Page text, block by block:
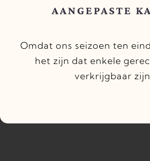
nieuwe locatie met
concept ->Bistro
Check onze nieuwe
AANGEPASTE
Omdat ons seizoen ten
het zijn dat enkele
verkrijgbaar